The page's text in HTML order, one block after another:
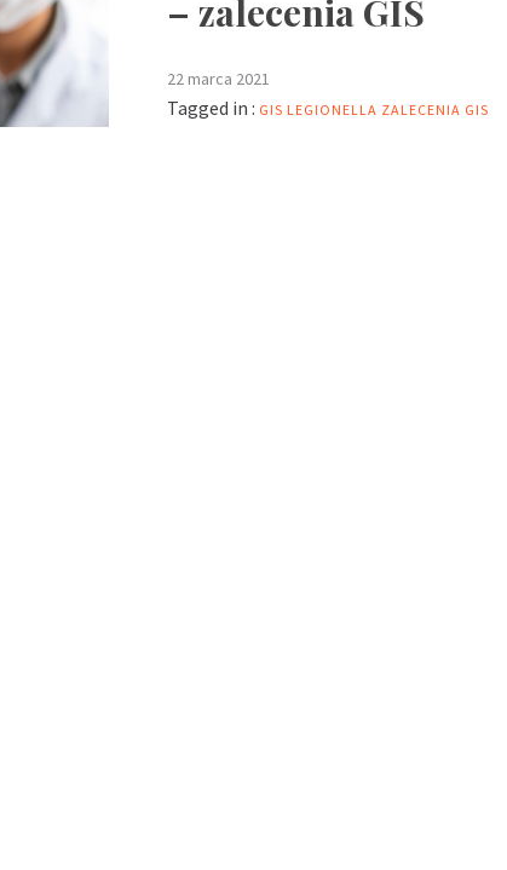
– zalecenia GIS
22 marca 2021
Tagged in : GIS LEGIONELLA ZALECENIA GIS